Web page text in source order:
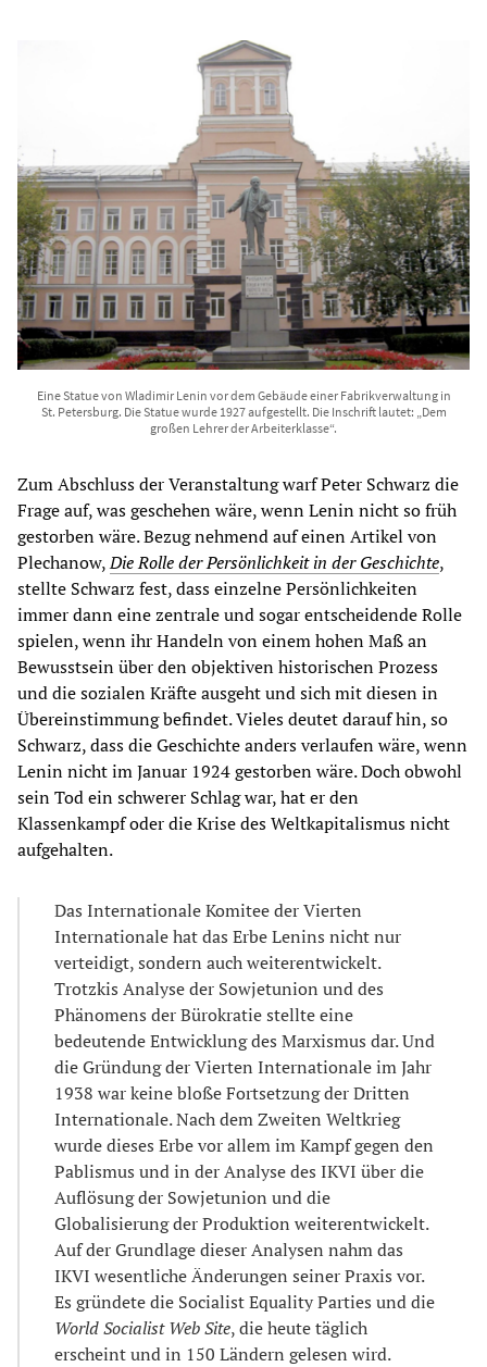
Eine Statue von Wladimir Lenin vor dem Gebäude einer Fabrikverwaltung in
St. Petersburg. Die Statue wurde 1927 aufgestellt. Die Inschrift lautet: „Dem
großen Lehrer der Arbeiterklasse“.
Zum Abschluss der Veranstaltung warf Peter Schwarz die
Frage auf, was geschehen wäre, wenn Lenin nicht so früh
gestorben wäre. Bezug nehmend auf einen Artikel von
Plechanow,Die Rolle der Persönlichkeit in der Geschichte,
stellte Schwarz fest, dass einzelne Persönlichkeiten
immer dann eine zentrale und sogar entscheidende Rolle
spielen, wenn ihr Handeln von einem hohen Maß an
Bewusstsein über den objektiven historischen Prozess
und die sozialen Kräfte ausgeht und sich mit diesen in
Übereinstimmung befindet. Vieles deutet darauf hin, so
Schwarz, dass die Geschichte anders verlaufen wäre, wenn
Lenin nicht im Januar 1924 gestorben wäre. Doch obwohl
sein Tod ein schwerer Schlag war, hat er den
Klassenkampf oder die Krise des Weltkapitalismus nicht
aufgehalten.
Das Internationale Komitee der Vierten
Internationale hat das Erbe Lenins nicht nur
verteidigt, sondern auch weiterentwickelt.
Trotzkis Analyse der Sowjetunion und des
Phänomens der Bürokratie stellte eine
bedeutende Entwicklung des Marxismus dar. Und
die Gründung der Vierten Internationale im Jahr
1938 war keine bloße Fortsetzung der Dritten
Internationale. Nach dem Zweiten Weltkrieg
wurde dieses Erbe vor allem im Kampf gegen den
Pablismus und in der Analyse des IKVI über die
Auflösung der Sowjetunion und die
Globalisierung der Produktion weiterentwickelt.
Auf der Grundlage dieser Analysen nahm das
IKVI wesentliche Änderungen seiner Praxis vor.
Es gründete die Socialist Equality Parties und die
World Socialist Web Site, die heute täglich
erscheint und in 150 Ländern gelesen wird.